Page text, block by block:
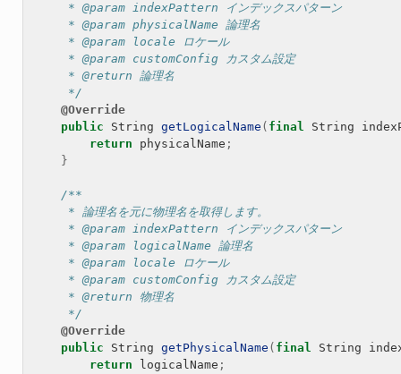
     * @param indexPattern インデックスパターン
     * @param physicalName 論理名
     * @param locale ロケール
     * @param customConfig カスタム設定
     * @return 論理名
     */
@Override
public
String getLogicalName ( final String
return
physicalName ;
}
/**
     * 論理名を元に物理名を取得します。
     * @param indexPattern インデックスパターン
     * @param logicalName 論理名
     * @param locale ロケール
     * @param customConfig カスタム設定
     * @return 物理名
     */
@Override
public
String getPhysicalName ( final String
return
logicalName ;